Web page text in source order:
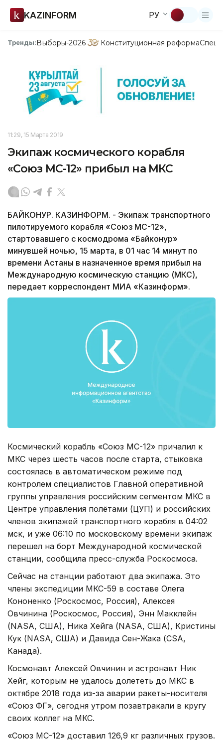
KAZINFORM РУ
Тренды:Выборы-2026 Конституционная реформа
11:29, 15 Марта 2019
Экипаж космического корабля
«Союз МС-12» прибыл на МКС
БАЙКОНУР. КАЗИНФОРМ. - Экипаж транспортного
пилотируемого корабля «Союз МС-12»,
стартовавшего с космодрома «Байконур»
минувшей ночью, 15 марта, в 01 час 14 минут по
времени Астаны в назначенное время прибыл на
Международную космическую станцию (МКС),
передает корреспондент МИА «Казинформ».
Космический корабль «Союз МС-12» причалил к
МКС через шесть часов после старта, стыковка
состоялась в автоматическом режиме под
контролем специалистов Главной оперативной
группы управления российским сегментом МКС в
Центре управления полётами (ЦУП) и российских
членов экипажей транспортного корабля в 04:02
мск, и уже 06:10 по московскому времени экипаж
перешел на борт Международной космической
станции, сообщила пресс-служба Роскосмоса.
Сейчас на станции работают два экипажа. Это
члены экспедиции МКС-59 в составе Олега
Кононенко (Роскосмос, Россия), Алексея
Овчинина (Роскосмос, Россия), Энн Макклейн
(NASA, США), Ника Хейга (NASA, США), Кристины
Кук (NASA, США) и Давида Сен-Жака (CSA,
Канада).
Космонавт Алексей Овчинин и астронавт Ник
Хейг, которым не удалось долететь до МКС в
октябре 2018 года из-за аварии ракеты-носителя
«Союз ФГ», сегодня утром позавтракали в кругу
своих коллег на МКС.
«Союз МС-12» доставил 126,9 кг различных грузов.